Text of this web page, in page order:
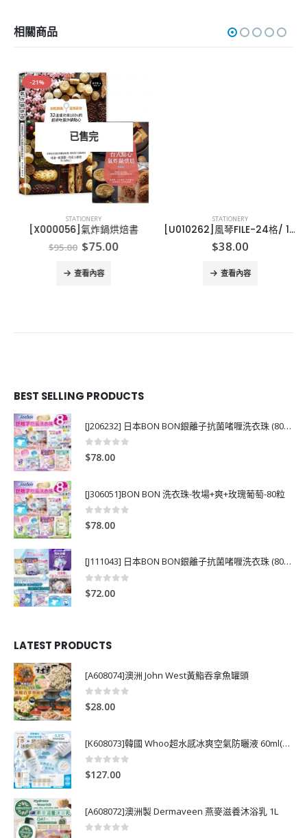
相關商品
-21%
已售完
STATIONERY
[X000056]氣炸鍋烘焙書
$95.00 Original
price
was:
$95.00.
$75.00Current
查看內容
STATIONERY
[U010262]風琴FILE-24格/ 12 格 文件夾
$38.00
查看內容
BEST SELLING PRODUCTS
[J206232] 日本BON BON銀離子抗菌啫喱洗衣珠 (80粒)
0out of 5
$78.00
[J306051]BON BON 洗衣珠-牧場+爽+玫瑰葡萄-80粒
0out of 5
$78.00
[J111043] 日本BON BON銀離子抗菌啫喱洗衣珠 (80粒)
0out of 5
$72.00
LATEST PRODUCTS
[A608074]澳洲 John West黃鮨吞拿魚罐頭
0 out of 5
$28.00
[K608073]韓國 Whoo超水感冰爽空氣防曬液 60ml(送13ml*4支)
0 out of 5
$127.00
[A608072]澳洲製 Dermaveen 燕麥滋養沐浴乳 1L